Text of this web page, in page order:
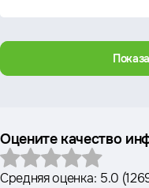
Оцените качество
Средняя оценка: 5.0 (